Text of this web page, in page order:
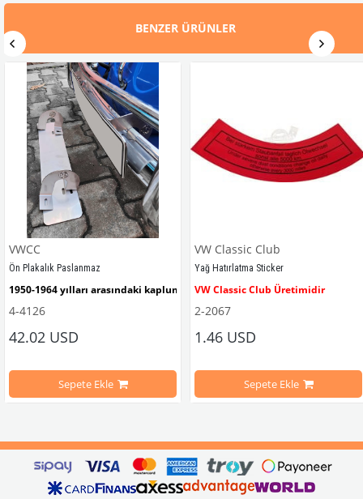
BENZER ÜRÜNLER
sürüş esnasında doğrudan gelen güneş ışığını keserek görüş
Ghia Modelleri İle Uyumludur
VWCC
Ön Plakalık Paslanmaz
1950-1964 yılları arasındaki kaplumbağa modelleri ile uyumludur.
VWC Parça No: 4-4126
4-4126
42.02 USD
Sepete Ekle
VW Classic Club
Yağ Hatırlatma Sticker
VW Classic Club Üretimidir
1960-1967 Yılları Arasındaki T1
2-2067
1.46 USD
Sepete Ekle